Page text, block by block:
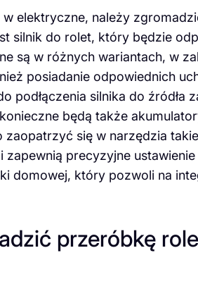
elektryczne, należy
silnik do rolet, który będzie
są w różnych wariantach, w
posiadanie odpowiednich
silnika do źródła
będą także
się w narzędzia
precyzyjne
domowej, który pozwoli na
przeróbkę